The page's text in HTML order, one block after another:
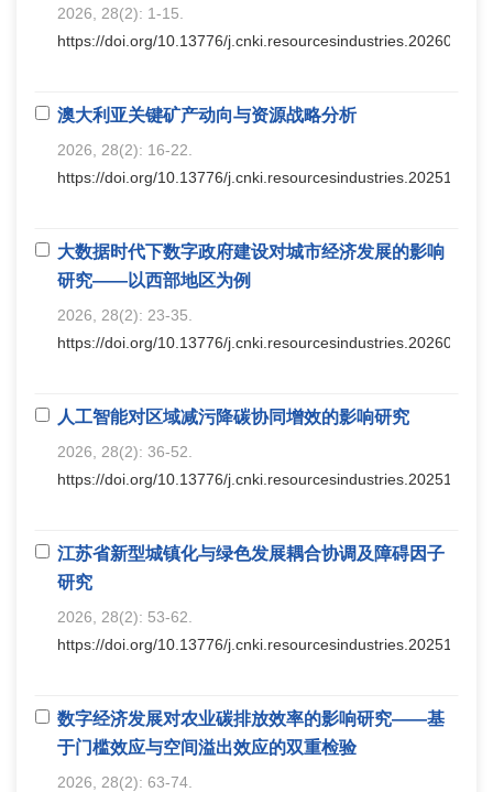
2026, 28(2): 1-15.
https://doi.org/10.13776/
澳大利亚关键矿产动向与资源战略分析
2026, 28(2): 16-22.
https://doi.org/10.13776/
大数据时代下数字政府建设对城市经济发展的影响
研究——以西部地区为例
2026, 28(2): 23-35.
https://doi.org/10.13776/
人工智能对区域减污降碳协同增效的影响研究
2026, 28(2): 36-52.
https://doi.org/10.13776/
江苏省新型城镇化与绿色发展耦合协调及障碍因子
研究
2026, 28(2): 53-62.
https://doi.org/10.13776/
数字经济发展对农业碳排放效率的影响研究——基
于门槛效应与空间溢出效应的双重检验
2026, 28(2): 63-74.